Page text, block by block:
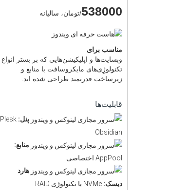
538000/تومان، سالیانه
مناسب برای
وبسایت‌ها و اپلیکیشن‌هایی که بر بستر انواع
تکنولوژِی‌های مایکروسافت با منابع و
زیرساخت قدرتمند طراحی شده اند.
قابلیت‌ها
پنل: Plesk
Obsidian
منابع:
AppPool اختصاصی
هارد
دیسک: